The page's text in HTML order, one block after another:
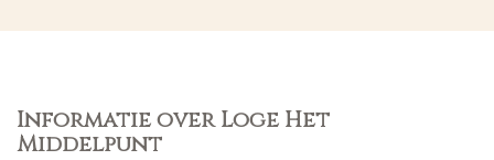
Informatie over Loge Het
Middelpunt